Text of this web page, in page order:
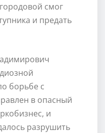
смог
и предать
борьбе с
в опасный
и
разрушить